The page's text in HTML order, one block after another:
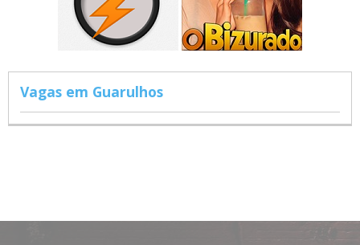
Vagas em Guarulhos